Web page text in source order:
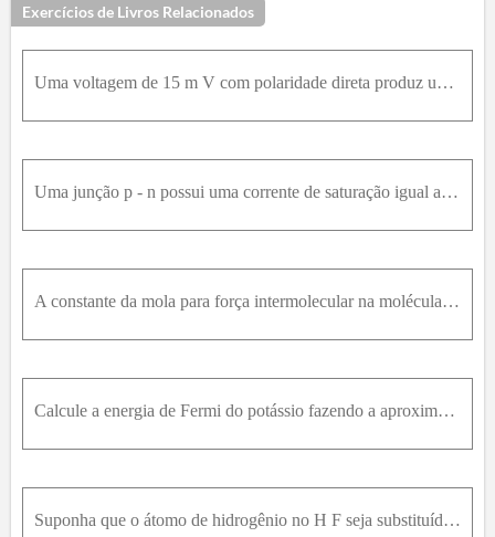
Exercícios de Livros Relacionados
Uma voltagem de 15 m V com polaridade direta produz uma corrente positiva de 9,25 m A através de uma junção p - n a 300 K . Qual seria o novo valor da corrente positiva se a voltagem com polaridade di
Uma junção p - n possui uma corrente de saturação igual a 3,6 m A .Para uma temperatura de 300 K , qual é a voltagem necessária para produzir uma corrente positiva de 40 m A ?Para uma voltagem igual a
A constante da mola para força intermolecular na molécula de hidrogênio é k ' = 576 N / m . O átomo de hidrogênio possui massa igual a 1,67 × 10 - 27 k g . Calcule a energia vibracional do ponto zero
Calcule a energia de Fermi do potássio fazendo a aproximação simples de que cada átomo contribui com um elétron livre. A densidade do potássio é de 851 k g / m 3 , e a massa de um átomo de potássio é
Suponha que o átomo de hidrogênio no H F seja substituído por um átomo de deutério, um isótopo do hidrogênio com massa igual a 3,34 × 10 - 27 k g . A constante da mola é determinada pela configuração